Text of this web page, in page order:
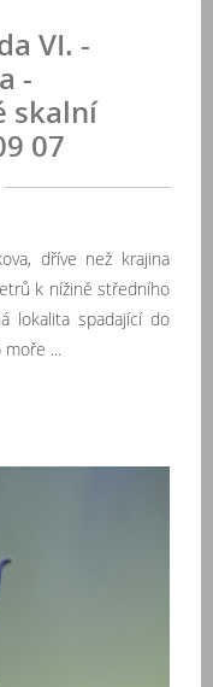
VI. -
-
skalní
07
dříve než krajina
k nížině středního
lokalita spadající do
moře ...